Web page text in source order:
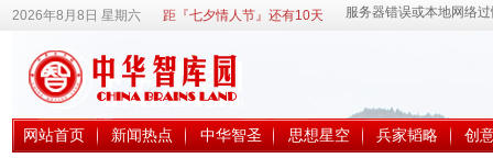
2026年8月8日 星期六 距『七夕情人节』还有10天
网站首页 新闻热点 中华智圣 思想星空 兵家韬略 创